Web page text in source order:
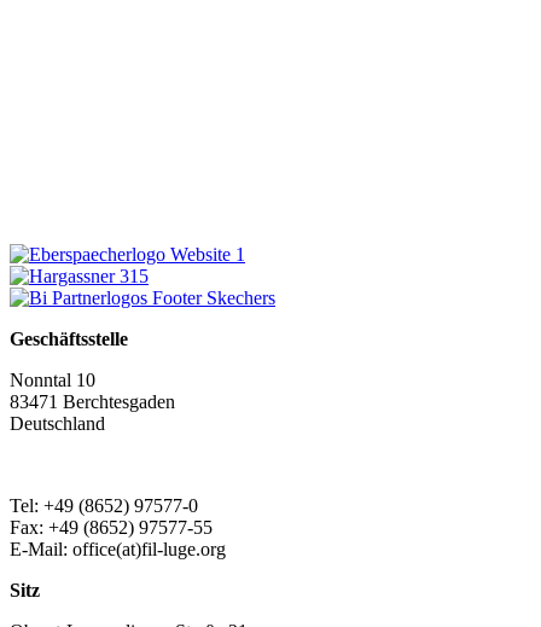
Geschäftsstelle
Nonntal 10
83471 Berchtesgaden
Deutschland
Tel: +49 (8652) 97577-0
Fax: +49 (8652) 97577-55
E-Mail: office(at)fil-luge.org
Sitz